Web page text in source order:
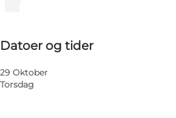
Datoer og tider
29 Oktober
Torsdag
Besøg hjemmeside
Min virksomhed, Mig selv, Min